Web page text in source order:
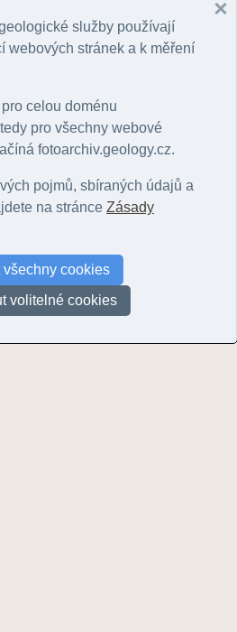
|geologický jev |hornina|minerál|zkamenělina
Rohožník
© Březina, Jakub | 2008
služby používají
webových stránek a k měření
celou doménu
pro všechny webové
fotoarchiv.geology.cz.
pojmů, sbíraných údajů a
na stránce Zásady
všechny cookies
volitelné cookies